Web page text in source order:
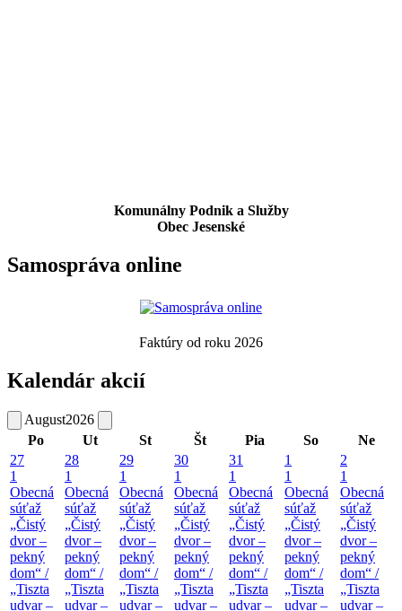
Komunálny Podnik a Služby
Obec Jesenské
Samospráva online
Faktúry od roku 2026
Kalendár akcií
August2026
Po
Ut St Št Pia So
Ne
27
1
Obecná
súťaž
„Čistý
dvor –
pekný
dom“ /
„Tiszta
udvar –
28
1
Obecná
súťaž
„Čistý
dvor –
pekný
dom“ /
„Tiszta
udvar –
29
1
Obecná
súťaž
„Čistý
dvor –
pekný
dom“ /
„Tiszta
udvar –
30
1
Obecná
súťaž
„Čistý
dvor –
pekný
dom“ /
„Tiszta
udvar –
31
1
Obecná
súťaž
„Čistý
dvor –
pekný
dom“ /
„Tiszta
udvar –
1
1
Obecná
súťaž
„Čistý
dvor –
pekný
dom“ /
„Tiszta
udvar –
2
1
Obecná
súťaž
„Čistý
dvor –
pekný
dom“ /
„Tiszta
udvar –